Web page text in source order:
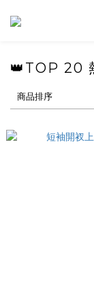
👑TOP 20
商品排序